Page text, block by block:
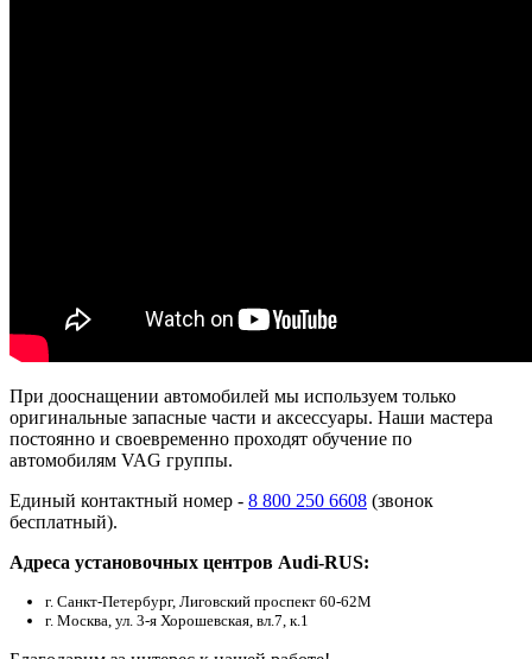
При дооснащении автомобилей мы используем только
оригинальные запасные части и аксессуары. Наши мастера
постоянно и своевременно проходят обучение по
автомобилям VAG группы.
Единый контактный номер - 8 800 250 6608 (звонок
бесплатный).
Адреса установочных центров Audi-RUS:
г. Санкт-Петербург, Лиговский проспект 60-62М
г. Москва, ул. 3-я Хорошевская, вл.7, к.1